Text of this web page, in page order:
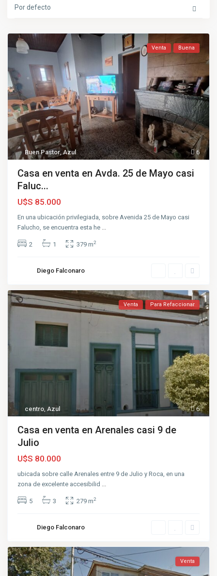
Por defecto
6
Buen Pastor,Azul
Venta Buena
Casa en venta en Avda. 25 de Mayo casi
Faluc...
U$S 85.000
En una ubicación privilegiada, sobre Avenida 25 de Mayo casi
Falucho, se encuentra esta he
2 1 379 m2
Diego Falconaro
6
centro Azul
Venta Para Refaccionar
Casa en venta en Arenales casi 9 de
Julio
U$S 80.000
ubicada sobre calle Arenales entre 9 de Julio y Roca, en una
zona de excelente accesibilid
5 3 279 m2
Diego Falconaro
Venta